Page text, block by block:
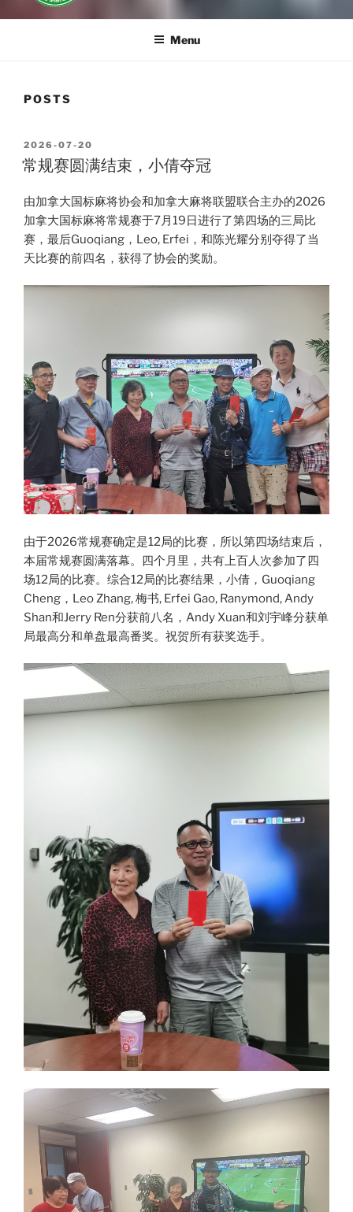
Menu
POSTS
POSTED
ON
2026-07-20
常规赛圆满结束，小倩夺冠
由加拿大国标麻将协会和加拿大麻将联盟联合主办的2026
加拿大国标麻将常规赛于7月19日进行了第四场的三局比
赛，最后Guoqiang，Leo, Erfei，和陈光耀分别夺得了当
天比赛的前四名，获得了协会的奖励。
由于2026常规赛确定是12局的比赛，所以第四场结束后，
本届常规赛圆满落幕。四个月里，共有上百人次参加了四
场12局的比赛。综合12局的比赛结果，小倩，Guoqiang
Cheng，Leo Zhang, 梅书, Erfei Gao, Ranymond, Andy
Shan和Jerry Ren分获前八名，Andy Xuan和刘宇峰分获单
局最高分和单盘最高番奖。祝贺所有获奖选手。